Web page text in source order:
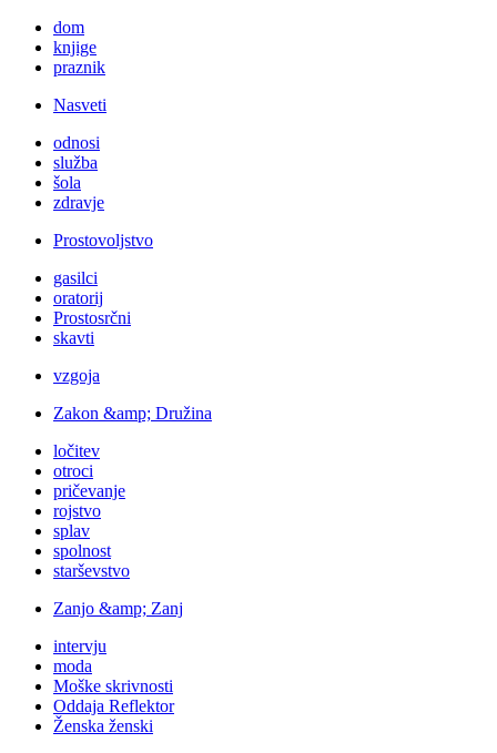
dom
knjige
praznik
Nasveti
odnosi
služba
šola
zdravje
Prostovoljstvo
gasilci
oratorij
Prostosrčni
skavti
vzgoja
Zakon &amp; Družina
ločitev
otroci
pričevanje
rojstvo
splav
spolnost
starševstvo
Zanjo &amp; Zanj
intervju
moda
Moške skrivnosti
Oddaja Reflektor
Ženska ženski